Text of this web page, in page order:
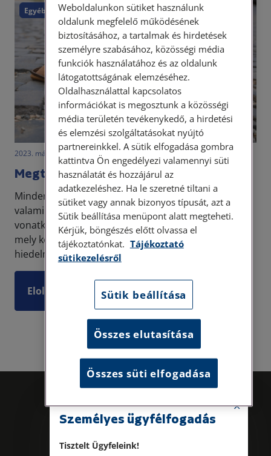
Egyéb
2023. május 24. • LegitiMoadmin
Megtartható a talált dolog?
Mindenkivel előfordult már, hogy elhagyta
valamilyen holmiját. Az elvesztett tárgyak
vonatkozásában számos kérdés szokott felmerülni,
mely kérdések vonatkozásában a köznyelv rengeteg
hiedelmet, tév...
Elolvasom
Személyes ügyfélfogadás
Tisztelt Ügyfeleink!
Weboldalunkon sütiket használunk
oldalunk megfelelő működésének
biztosításához, a tartalmak és hirdetések
személyre szabásához, közösségi média
funkciók használatához és az oldalunk
látogatottságának elemzéséhez.
Oldalhasználattal kapcsolatos
információkat is megosztunk a közösségi
média területén tevékenykedő, a hirdetési
és elemzési szolgáltatásokat nyújtó
partnereinkkel. A sütik elfogadása gombra
kattintva Ön engedélyezi valamennyi süti
használatát és hozzájárul az
adatkezeléshez. Ha le szeretné tiltani a
sütiket vagy annak bizonyos típusát, azt a
Sütik beállítása menüpont alatt megteheti.
Kérjük, böngészés előtt olvassa el
tájékoztatónkat. Tájékoztató
sütikezelésről
Sütik beállítása
Összes elutasítása
Összes süti elfogadása